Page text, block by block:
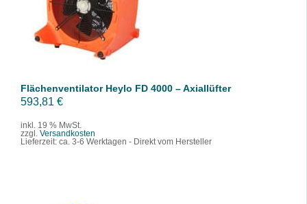
DETAILS
Flächenventilator Heylo FD 4000 – Axiallüfter
593,81 €
inkl. 19 % MwSt.
zzgl. Versandkosten
Lieferzeit: ca. 3-6 Werktagen - Direkt vom Hersteller